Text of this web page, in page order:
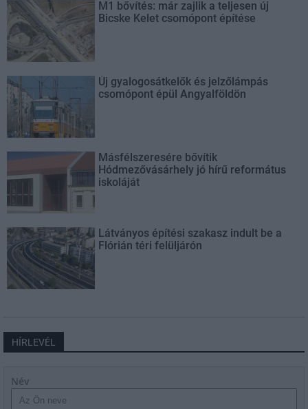
M1 bővítés: már zajlik a teljesen új
Bicske Kelet csomópont építése
Új gyalogosátkelők és jelzőlámpás
csomópont épül Angyalföldön
Másfélszeresére bővítik
Hódmezővásárhely jó hírű református
iskoláját
Látványos építési szakasz indult be a
Flórián téri felüljárón
HÍRLEVÉL
Név